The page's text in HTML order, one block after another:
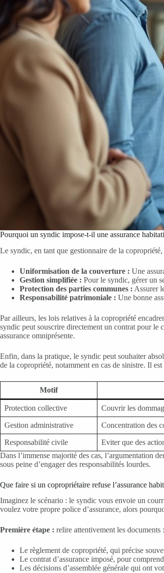
Pourquoi un syndic impose-t-il une assurance
Le syndic, en tant que gestionnaire de la
Uniformisation de la couverture : Une
Gestion simplifiée : Pour le syndic, gérer un
Protection des parties communes : Assurer
Responsabilité patrimoniale : Une bonne
Par ailleurs, les lois relatives à la copropriété
syndic peut souscrire directement un contrat pour le
assurance omniprésente.
Enfin, dans la pratique, le syndic peut souhaiter
de la copropriété, notamment en cas de sinistre. Il
Motif
Protection collective Couvrir les
Gestion administrative Concentration des
Responsabilité civile Eviter que des
Dans l’immense majorité des cas, l’argumentation
sous peine d’engager des responsabilités lourdes.
Que faire si un copropriétaire refuse l’assurance
Imaginez le scénario : le syndic vous envoie un
voulez votre propre police d’assurance, alors
Première étape : relire attentivement les documents :
Le règlement de copropriété, qui précise
Le contrat d’assurance imposé, pour
Les décisions d’assemblée générale qui ont